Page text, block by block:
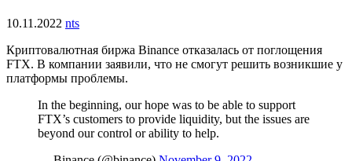
10.11.2022 nts
Криптовалютная биржа Binance отказалась от поглощения
FTX. В компании заявили, что не смогут решить возникшие у
платформы проблемы.
In the beginning, our hope was to be able to support
FTX’s customers to provide liquidity, but the issues are
beyond our control or ability to help.